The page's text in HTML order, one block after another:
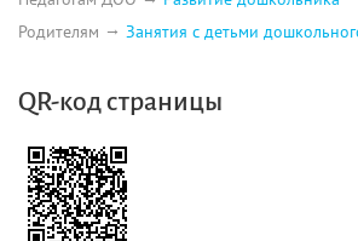
Родителям
Занятия с детьми
QR-код страницы